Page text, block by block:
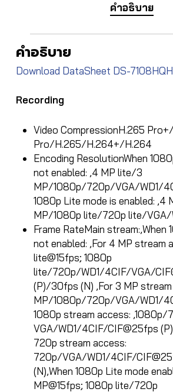
คำอธิบาย
คำอธิบาย
Download DataSheet DS-
Recording
Video CompressionH.265
Pro/H.265/H.264+/H.264
Encoding ResolutionWhen
not enabled: ,4 MP lite/3
MP/1080p/720p/VGA/WD1/
1080p Lite mode is enabled: ,4
MP/1080p lite/720p lite/VGA/
Frame RateMain stream:,When
not enabled: ,For 4 MP stream
lite@15fps; 1080p
lite/720p/WD1/4CIF/VGA/
(P)/30fps (N) ,For 3 MP
MP/1080p/720p/VGA/WD1/
1080p stream access: ,1080p/
VGA/WD1/4CIF/CIF@25fps
720p stream access:
720p/VGA/WD1/4CIF/
(N),When 1080p Lite mode
MP@15fps; 1080p lite/720p